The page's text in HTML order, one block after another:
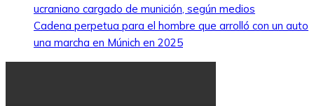
ucraniano cargado de munición, según medios
Cadena perpetua para el hombre que arrolló con un auto
una marcha en Múnich en 2025